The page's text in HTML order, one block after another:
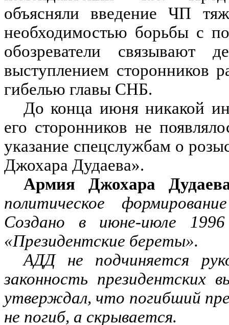
объясняли введение ЧП
необходимостью борьбы с
обозреватели связывают
выступлением сторонников
гибелью главы СНБ.
До конца июня никакой
его сторонников не
указание спецслужбам о
Джохара Дудаева».
Армия Джохара
политическое
Создано в июне-июле
«Президентские береты».
АДД не подчиняется
законность президентских
утверждал, что погибший
не погиб, а скрывается.